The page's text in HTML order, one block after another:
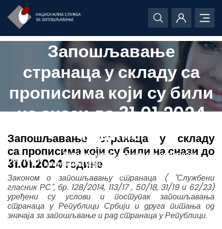
Запошљавање
странаца у складу са
прописима који су били
на снази до 31.01.2024
године
Насловна
Запошљавање странаца у складу са
прописима који су били на снази до 31.01.2024
године
Запошљавање странаца у складу
са прописима који су били на снази до
31.01.2024 године
Законом о запошљавању странаца ( "Службени
гласник РС", бр. 128/2014, 113/17 , 50/18, 31/19 и 62/23)
уређени су услови и поступак запошљавања
странаца у Републици Србији и друга питања од
значаја за запошљвање и рад странаца у Републици.